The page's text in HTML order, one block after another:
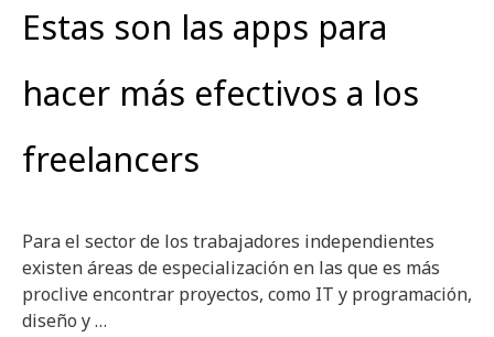
Estas son las apps para
hacer más efectivos a los
freelancers
Para el sector de los trabajadores independientes
existen áreas de especialización en las que es más
proclive encontrar proyectos, como IT y programación,
diseño y …